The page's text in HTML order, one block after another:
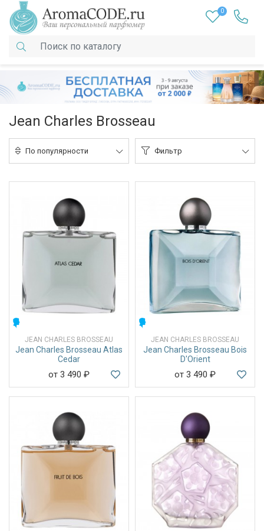
0
Jean Charles Brosseau
По популярности Фильтр
JEAN CHARLES BROSSEAU
Jean Charles Brosseau Atlas
Cedar
от 3 490 ₽
JEAN CHARLES BROSSEAU
Jean Charles Brosseau Bois
D'Orient
от 3 490 ₽